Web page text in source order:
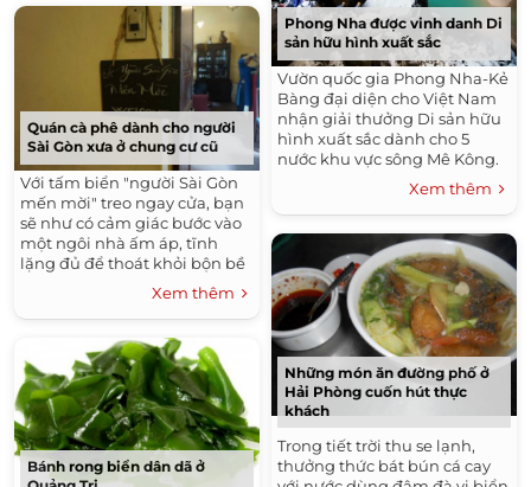
Quán cà phê dành cho người
Sài Gòn xưa ở chung cư cũ
Với tấm biển "người Sài Gòn
mến mời" treo ngay cửa, bạn
sẽ như có cảm giác bước vào
một ngôi nhà ấm áp, tĩnh
lặng đủ để thoát khỏi bộn bề
Xem thêm
Bánh rong biển dân dã ở
Phong Nha được vinh danh Di
sản hữu hình xuất sắc
Vườn quốc gia Phong Nha-Kẻ
Bàng đại diện cho Việt Nam
nhận giải thưởng Di sản hữu
hình xuất sắc dành cho 5
nước khu vực sông Mê Kông.
Xem thêm
Những món ăn đường phố ở
Hải Phòng cuốn hút thực
khách
Trong tiết trời thu se lạnh,
thưởng thức bát bún cá cay